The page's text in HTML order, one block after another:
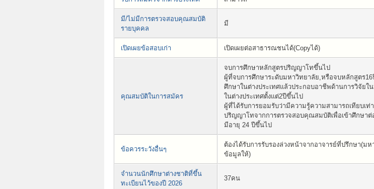
มี/ไม่มีการตรวจสอบคุณสมบัติ
รายบุคคล
มี
เปิดเผยข้อสอบเก่า เปิดเผยต่อสาธารณชนได้(Copyได้)
คุณสมบัติในการสมัคร
จบการศึกษาหลักสูตรปริญญาโทขึ้นไป
ผู้ที่จบการศึกษาระดับมหาวิทยาลัย,หรือจบหลักสูตร
ศึกษาในต่างประเทศแล้วประกอบอาชีพด้านการวิจัย
ในต่างประเทศตั้งแต่2ปีขึ้นไป
ผู้ที่ได้รับการยอมรับว่ามีความรู้ความสามารถเทียบเท่
ปริญญาโทจากการตรวจสอบคุณสมบัติเพื่อเข้าศึกษาต่
มีอายุ 24 ปีขึ้นไป
ข้อควรระวังอื่นๆ
ต้องได้รับการรับรองล่วงหน้าจากอาจารย์ที่ปรึกษา(ม
ข้อมูลให้)
จำนวนนักศึกษาต่างชาติที่ขึ้น
ทะเบียนไว้ของปี 2026
37คน